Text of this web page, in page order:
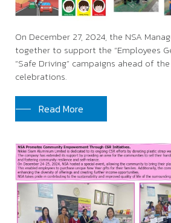
On December 27, 2024, the NSA
together to support the “Employees
“Safe Driving” campaigns ahead of
celebrations.
Read More